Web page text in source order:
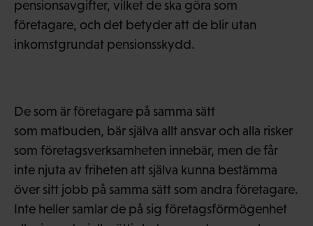
pensionsavgifter, vilket de ska göra som
företagare, och det betyder att de blir utan
inkomstgrundat pensionsskydd.
De som är företagare på samma sätt
som matbuden, bär själva allt ansvar och alla risker
som företagsverksamheten innebär, men de får
inte njuta av friheten att själva kunna bestämma
över sitt jobb på samma sätt som andra företagare.
Inte heller samlar de på sig företagsförmögenhet